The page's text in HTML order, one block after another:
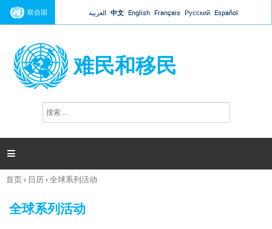
Jump to navigation
联合国 العربية 中文 English Français Русский Español
难民和移民
搜
索

你
这
首页› 日历›全球系列活动
全球系列活动